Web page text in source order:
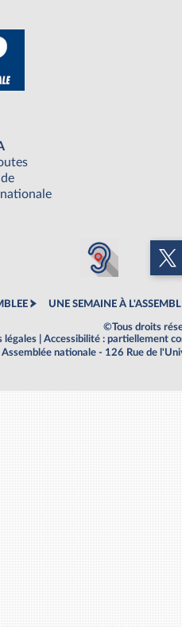
nationale
UNE SEMAINE À
©Tous droits
légales
Accessibilité : partiellement
Assemblée nationale - 126 Rue de